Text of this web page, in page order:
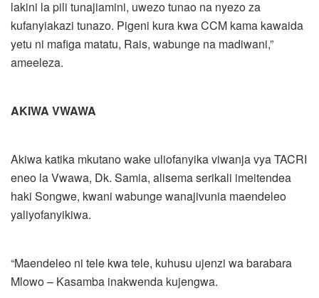
lakini la pili tunajiamini, uwezo tunao na nyezo za
kufanyiakazi tunazo. Pigeni kura kwa CCM kama kawaida
yetu ni mafiga matatu, Rais, wabunge na madiwani,”
ameeleza.
AKIWA VWAWA
Akiwa katika mkutano wake uliofanyika viwanja vya TACRI
eneo la Vwawa, Dk. Samia, alisema serikali imeitendea
haki Songwe, kwani wabunge wanajivunia maendeleo
yaliyofanyikiwa.
“Maendeleo ni tele kwa tele, kuhusu ujenzi wa barabara
Mlowo – Kasamba inakwenda kujengwa.